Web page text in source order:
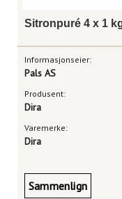
Sitronpuré 4 x 1
Informasjonseier:
Pals AS
Produsent:
Dira
Varemerke:
Dira
Sammenlign